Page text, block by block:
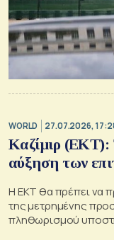
WORLD 27.07.2026,
Καζίμιρ (ΕΚΤ):
αύξηση των
Η ΕΚΤ θα πρέπει να
της μετρημένης
πληθωρισμού